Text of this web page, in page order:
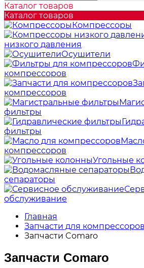
Каталог товаров
Каталог товаров
Компрессоры
низкого давления
Осушители
компрессоров
компрессоров
фильтры
фильтры
компрессоров
Угольные
сепараторы
обслуживание
Главная
Запчасти для компрессоров
Запчасти Comaro
Запчасти Comaro